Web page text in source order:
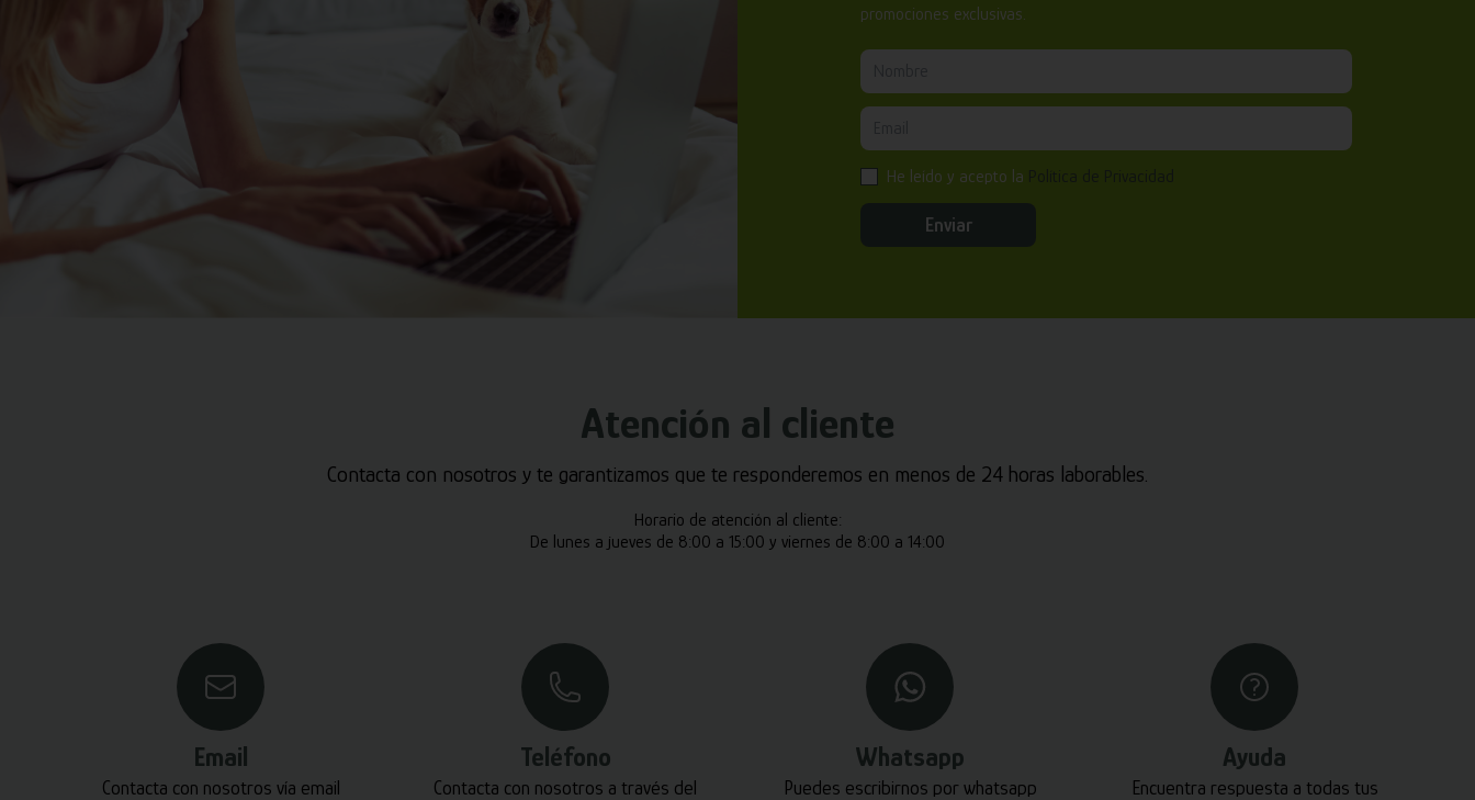
promociones exclusivas.
He leído y acepto la
Enviar
Atención al cliente
Contacta con nosotros y te garantizamos que te responderemos en menos de 24 horas laborables.
Horario de atención al cliente:
De lunes a jueves de 8:00 a 15:00 y viernes de 8:00 a 14:00
Email
Contacta con nosotros vía email
Teléfono
Contacta con nosotros a través del
Whatsapp
Puedes escribirnos por whatsapp
Ayuda
Encuentra respuesta a todas tus